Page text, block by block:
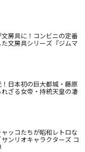
房具に！コンビニの定番
文房具シリーズ『ジムマ
日本初の巨大都城・藤原
ざる女帝・持統天皇の凄
ッコたちが昭和レトロな
ンリオキャラクターズ コ